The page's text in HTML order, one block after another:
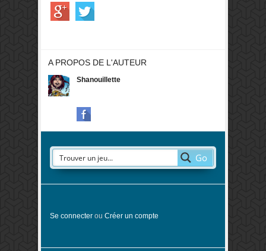
A PROPOS DE L'AUTEUR
Shanouillette
Go
Se connecter ou Créer un compte